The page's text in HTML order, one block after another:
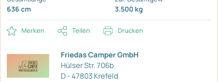
636 cm 3.500 kg
Merken Teilen Drucken
Friedas Camper GmbH
Hülser Str. 706b
D - 47803 Krefeld